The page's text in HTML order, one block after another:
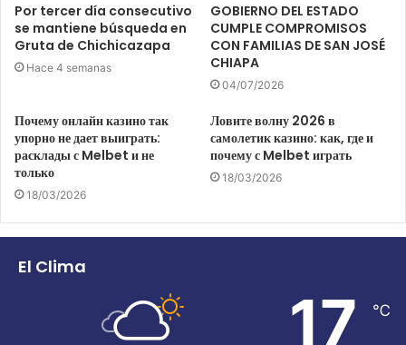
Por tercer día consecutivo
se mantiene búsqueda en
Gruta de Chichicazapa
Hace 4 semanas
GOBIERNO DEL ESTADO
CUMPLE COMPROMISOS
CON FAMILIAS DE SAN JOSÉ
CHIAPA
04/07/2026
Почему онлайн казино так
упорно не дает выиграть:
расклады с Melbet и не
только
18/03/2026
Ловите волну 2026 в
самолетик казино: как, где и
почему с Melbet играть
18/03/2026
El Clima
17 ℃